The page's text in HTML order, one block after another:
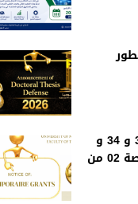
إعلان عن المنح المؤقت للاستشارة 31 و 34 و
الحصة 1 و 2 من الاستشارة 33 و الحصة 02 من